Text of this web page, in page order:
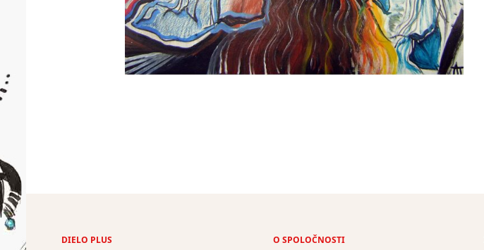
DIELO PLUS O SPOLOČNOSTI